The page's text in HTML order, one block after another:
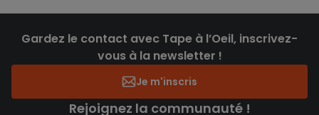
Gardez le contact avec Tape à l’Oeil, inscrivez-
vous à la newsletter !
Je m'inscris
Rejoignez la communauté !